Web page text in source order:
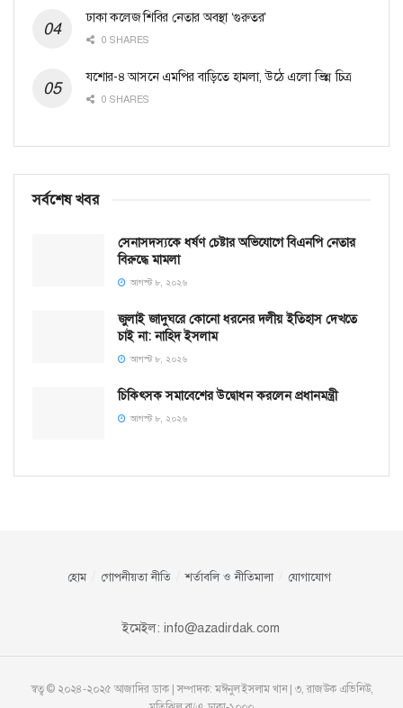
ঢাকা কলেজ শিবির নেতার অবস্থা ‘গুরুতর’
0 SHARES
যশোর-৪ আসনে এমপির বাড়িতে হামলা, উঠে এলো ভিন্ন চিত্র
0 SHARES
সর্বশেষ খবর
সেনাসদস্যকে ধর্ষণ চেষ্টার অভিযোগে বিএনপি নেতার
বিরুদ্ধে মামলা
আগস্ট ৮, ২০২৬
জুলাই জাদুঘরে কোনো ধরনের দলীয় ইতিহাস দেখতে
চাই না: নাহিদ ইসলাম
আগস্ট ৮, ২০২৬
চিকিৎসক সমাবেশের উদ্বোধন করলেন প্রধানমন্ত্রী
আগস্ট ৮, ২০২৬
হোম গোপনীয়তা নীতি শর্তাবলি ও নীতিমালা যোগাযোগ
ইমেইল: info@azadirdak.com
স্বত্ব © ২০২৪-২০২৫ আজাদির ডাক | সম্পাদক: মঈনুল ইসলাম খান | ৩, রাজউক এভিনিউ,